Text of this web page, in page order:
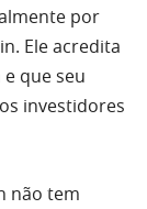
por
Ele acredita
que seu
investidores
não tem